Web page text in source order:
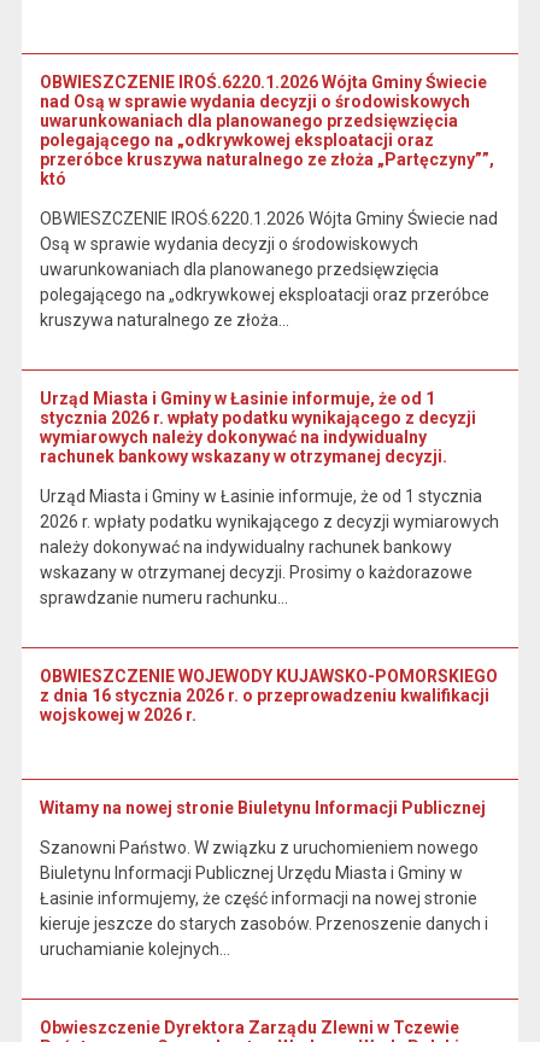
OBWIESZCZENIE IROŚ.6220.1.2026 Wójta Gminy Świecie
nad Osą w sprawie wydania decyzji o środowiskowych
uwarunkowaniach dla planowanego przedsięwzięcia
polegającego na „odkrywkowej eksploatacji oraz
przeróbce kruszywa naturalnego ze złoża „Partęczyny””,
któ
OBWIESZCZENIE IROŚ.6220.1.2026 Wójta Gminy Świecie nad
Osą w sprawie wydania decyzji o środowiskowych
uwarunkowaniach dla planowanego przedsięwzięcia
polegającego na „odkrywkowej eksploatacji oraz przeróbce
kruszywa naturalnego ze złoża…
Urząd Miasta i Gminy w Łasinie informuje, że od 1
stycznia 2026 r. wpłaty podatku wynikającego z decyzji
wymiarowych należy dokonywać na indywidualny
rachunek bankowy wskazany w otrzymanej decyzji.
Urząd Miasta i Gminy w Łasinie informuje, że od 1 stycznia
2026 r. wpłaty podatku wynikającego z decyzji wymiarowych
należy dokonywać na indywidualny rachunek bankowy
wskazany w otrzymanej decyzji. Prosimy o każdorazowe
sprawdzanie numeru rachunku…
OBWIESZCZENIE WOJEWODY KUJAWSKO-POMORSKIEGO
z dnia 16 stycznia 2026 r. o przeprowadzeniu kwalifikacji
wojskowej w 2026 r.
Witamy na nowej stronie Biuletynu Informacji Publicznej
Szanowni Państwo. W związku z uruchomieniem nowego
Biuletynu Informacji Publicznej Urzędu Miasta i Gminy w
Łasinie informujemy, że część informacji na nowej stronie
kieruje jeszcze do starych zasobów. Przenoszenie danych i
uruchamianie kolejnych…
Obwieszczenie Dyrektora Zarządu Zlewni w Tczewie